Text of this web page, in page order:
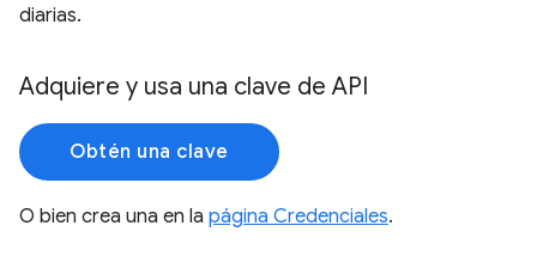
diarias.
Adquiere y usa una clave de API
Obtén una clave
O bien crea una en la página Credenciales.